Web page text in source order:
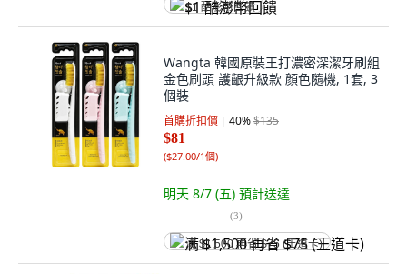
$1 酷澎幣回饋
Wangta 韓國原裝王打濃密深潔牙刷組
金色刷頭 護齦升級款 顏色隨機, 1套, 3
個裝
首購折扣價 40%$135
$81
($27.00/1個)
明天 8/7 (五) 預計送達
(3)
满 $1,500 再省 $75 (王道卡)